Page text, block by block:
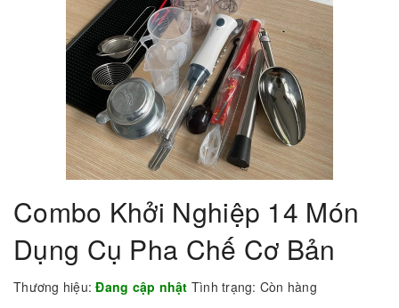
Combo Khởi Nghiệp 14 Món
Dụng Cụ Pha Chế Cơ Bản
Thương hiệu: Đang cập nhật Tình trạng: Còn hàng